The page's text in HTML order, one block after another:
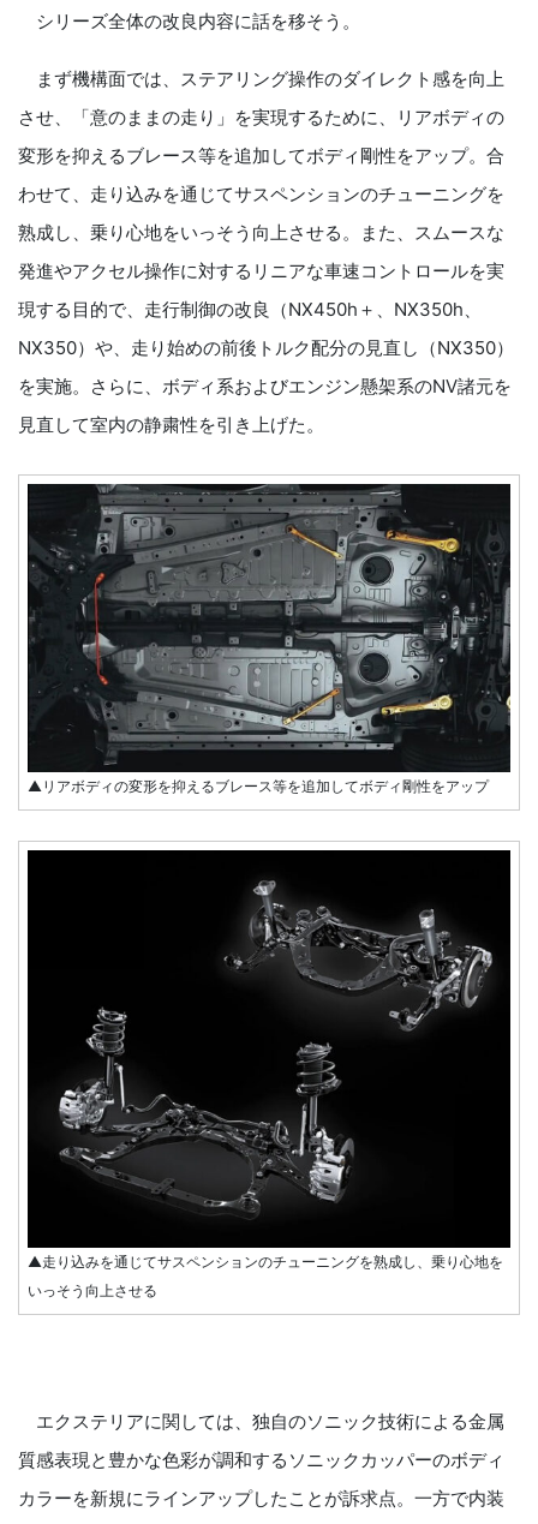
シリーズ全体の改良内容に話を移そう。
まず機構面では、ステアリング操作のダイレクト感を向上
させ、「意のままの走り」を実現するために、リアボディの
変形を抑えるブレース等を追加してボディ剛性をアップ。合
わせて、走り込みを通じてサスペンションのチューニングを
熟成し、乗り心地をいっそう向上させる。また、スムースな
発進やアクセル操作に対するリニアな車速コントロールを実
現する目的で、走行制御の改良（NX450h＋、NX350h、
NX350）や、走り始めの前後トルク配分の見直し（NX350）
を実施。さらに、ボディ系およびエンジン懸架系のNV諸元を
見直して室内の静粛性を引き上げた。
▲リアボディの変形を抑えるブレース等を追加してボディ剛性をアップ
▲走り込みを通じてサスペンションのチューニングを熟成し、乗り心地を
いっそう向上させる
エクステリアに関しては、独自のソニック技術による金属
質感表現と豊かな色彩が調和するソニックカッパーのボディ
カラーを新規にラインアップしたことが訴求点。一方で内装